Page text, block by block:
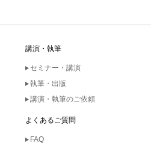
講演・執筆
セミナー・講演
執筆・出版
講演・執筆のご依頼
よくあるご質問
FAQ